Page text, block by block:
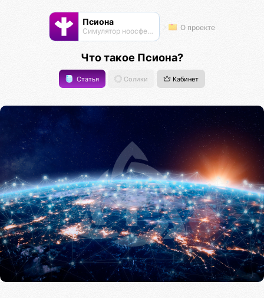
Псиона
Cимулятор ноосферы О проекте
Что такое Псиона?
Статья Солики Кабинет